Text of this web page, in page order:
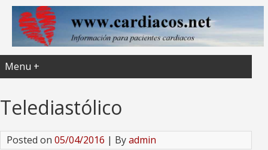
Menu +
Telediastólico
Posted on 05/04/2016 | Byadmin